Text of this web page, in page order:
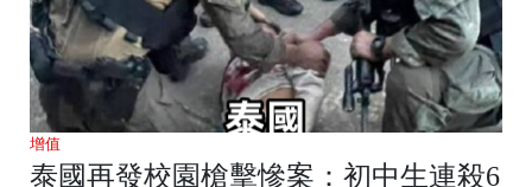
增值
泰國再發校園槍擊慘案：初中生連殺6